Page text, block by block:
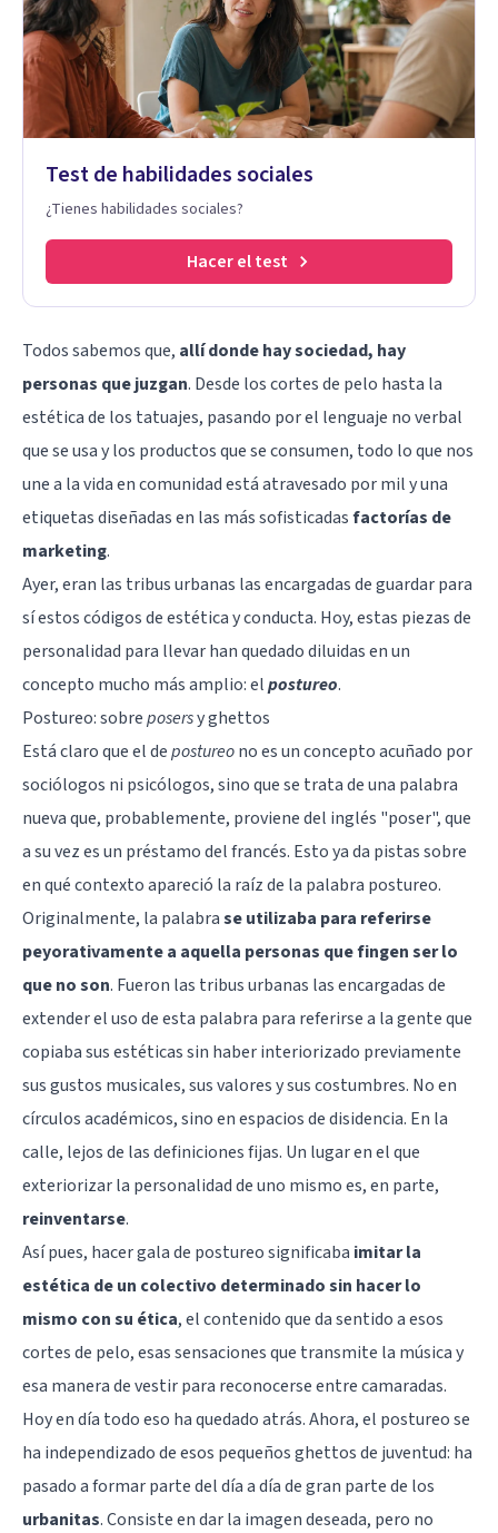
Test de habilidades sociales
¿Tienes habilidades sociales?
Hacer el test
Todos sabemos que, allí donde hay sociedad, hay
personas que juzgan. Desde los cortes de pelo hasta la
estética de los tatuajes, pasando por el lenguaje no verbal
que se usa y los productos que se consumen, todo lo que nos
une a la vida en comunidad está atravesado por mil y una
etiquetas diseñadas en las más sofisticadasfactorías de
marketing.
Ayer, eran las tribus urbanas las encargadas de guardar para
sí estos códigos de estética y conducta. Hoy, estas piezas de
personalidad para llevar han quedado diluidas en un
concepto mucho más amplio: elpostureo.
Postureo: sobreposersy ghettos
Está claro que el depostureono es un concepto acuñado por
sociólogos ni psicólogos, sino que se trata de una palabra
nueva que, probablemente, proviene del inglés "poser", que
a su vez es un préstamo del francés. Esto ya da pistas sobre
en qué contexto apareció la raíz de la palabra postureo.
Originalmente, la palabrase utilizaba para referirse
peyorativamente a aquella personas que fingen ser lo
que no son. Fueron las tribus urbanas las encargadas de
extender el uso de esta palabra para referirse a la gente que
copiaba sus estéticas sin haber interiorizado previamente
sus gustos musicales, sus valores y sus costumbres. No en
círculos académicos, sino en espacios de disidencia. En la
calle, lejos de las definiciones fijas. Un lugar en el que
exteriorizar la personalidadde uno mismo es, en parte,
reinventarse.
Así pues, hacer gala de postureo significaba imitar la
estética de un colectivo determinado sin hacer lo
mismo con su ética, el contenido que da sentido a esos
cortes de pelo, esas sensaciones que transmite la música y
esa manera de vestir para reconocerse entre camaradas.
Hoy en día todo eso ha quedado atrás. Ahora, el postureo se
ha independizado de esos pequeños ghettos de juventud: ha
pasado a formar parte del día a día de gran parte de los
urbanitas. Consiste en dar la imagen deseada, pero no